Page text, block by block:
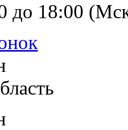
до 18:00